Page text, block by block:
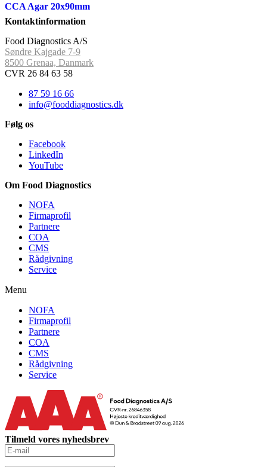
CCA Agar 20x90mm
Kontaktinformation
Food Diagnostics A/S
Søndre Kajgade 7-9
8500 Grenaa, Danmark
CVR 26 84 63 58
87 59 16 66
info@fooddiagnostics.dk
Følg os
Facebook
LinkedIn
YouTube
Om Food Diagnostics
NOFA
Firmaprofil
Partnere
COA
CMS
Rådgivning
Service
Menu
NOFA
Firmaprofil
Partnere
COA
CMS
Rådgivning
Service
Tilmeld vores nyhedsbrev